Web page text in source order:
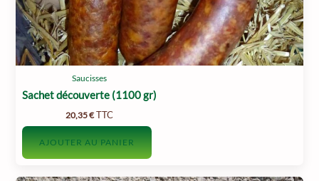
du
produit
Saucisses
Sachet découverte (1100 gr)
20,35€ TTC
AJOUTER AU PANIER